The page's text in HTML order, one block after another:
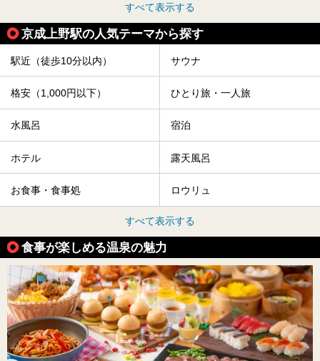
すべて表示する
京成上野駅の人気テーマから探す
駅近（徒歩10分以内） サウナ
格安（1,000円以下） ひとり旅・一人旅
水風呂 宿泊
ホテル 露天風呂
お食事・食事処 ロウリュ
すべて表示する
食事が楽しめる温泉の魅力